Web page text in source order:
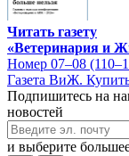
Читать газету
«Ветеринария и
Номер 07–08
Газета ВиЖ.
Подпишитесь на
новостей
и выберите